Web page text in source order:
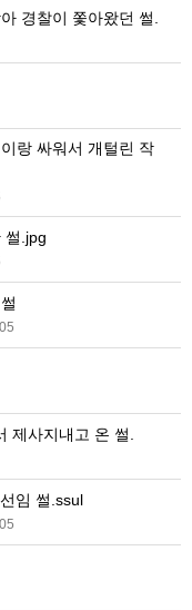
경찰이 쫓아왔던 썰.
썰.jpg
제사지내고 온 썰.
임 썰.ssul